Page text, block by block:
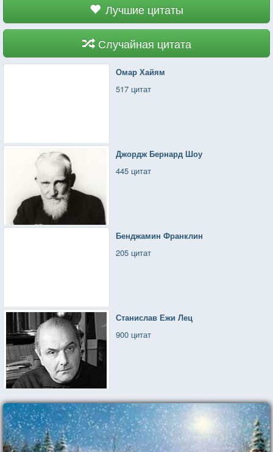
Лучшие цитаты
Случайная цитата
Омар Хайям
517 цитат
Джордж Бернард Шоу
445 цитат
Бенджамин Франклин
205 цитат
Станислав Ежи Лец
900 цитат